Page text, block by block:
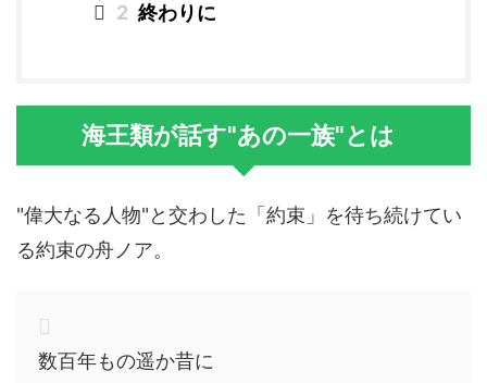
2 終わりに
海王類が話す"あの一族"とは
"偉大なる人物"と交わした「約束」を待ち続けてい
る約束の舟ノア。
数百年もの遥か昔に